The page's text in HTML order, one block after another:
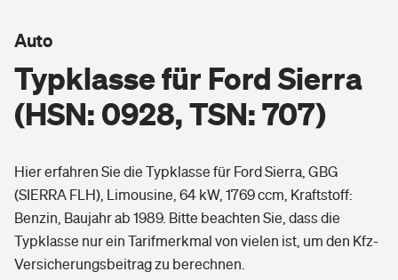
Berufsunfähigkeitsversicherung
Erwerbsunfähigkeitsversicherung
Grundfähigkeitsversicherung
Arbeitsrechtsschutz
Berufshaftpflichtversicherung
Wohnen
Elementarversicherung
Freizeit
Pri­vate Haft­pflicht­
Gesundheit
Typklasse für Ford Sierra
(HSN: 0928, TSN: 707)
Auto
Hier erfahren Sie die Typklasse für Ford Sierra, GBG
(SIERRA FLH), Limousine, 64 kW, 1769 ccm, Kraftstoff:
Benzin, Baujahr ab 1989. Bitte beachten Sie, dass die
Typklasse nur ein Tarifmerkmal von vielen ist, um den Kfz-
Versicherungsbeitrag zu berechnen.